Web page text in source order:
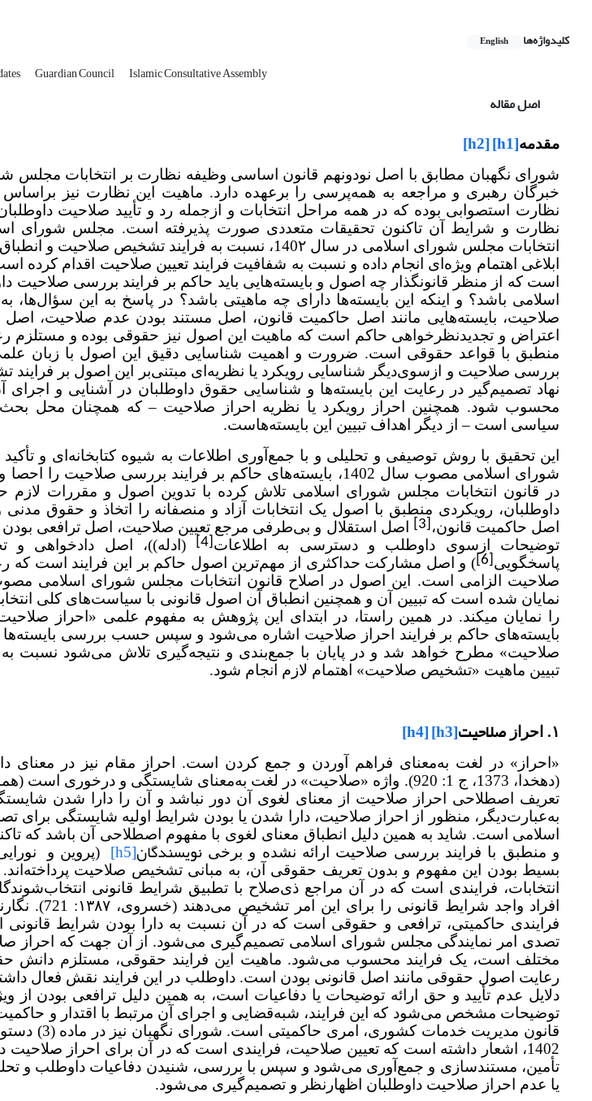
کلیدواژه‌ها English
Guardian Council Islamic Consultative Assembly
اصل مقاله
مقدمه[h1]
[h2]
شورای نگهبان مطابق با اصل نودونهم قانون اساسی وظیفه نظارت بر انتخابات مجلس
خبرگان رهبری و مراجعه به همه‌پرسی را برعهده دارد. ماهیت این نظارت نیز
نظارت استصوابی بوده که در همه مراحل انتخابات و ازجمله رد و تأیید صلاحیت
نظارت و شرایط آن تاکنون تحقیقات متعددی صورت پذیرفته است. مجلس شورای
انتخابات مجلس شورای اسلامی در سال 140۲، نسبت به فرایند
ابلاغی اهتمام ویژه‌ای انجام داده و نسبت به شفافیت فرایند تعیین صلاحیت اقدام
است که از منظر قانونگذار چه اصول و بایسته‌هایی باید حاکم بر فرایند بررسی صلاحیت
اسلامی باشد؟ و اینکه این بایسته‌ها دارای چه ماهیتی ‌باشد؟ در پاسخ به این سؤال‌ها،
صلاحیت، بایسته‌هایی مانند اصل حاکمیت قانون، اصل مستند بودن عدم صلاحیت،
اعتراض و تجدیدنظرخواهی حاکم است که ماهیت این اصول نیز حقوقی بوده و مستلزم
منطبق با قواعد حقوقی است. ضرورت و اهمیت شناسایی دقیق این اصول با زبان
بررسی صلاحیت و از‌سوی‌دیگر شناسایی رویکرد یا نظریه‌ای مبتنی‌بر این اصول بر فرایند
نهاد تصمیم‌گیر در رعایت این بایسته‌ها و شناسایی حقوق داوطلبان در آشنایی و اجرای
محسوب شود. همچنین احراز رویکرد یا نظریه‌ احراز صلاحیت –که همچنان محل بحث
سیاسی است –از دیگر اهداف تبیین این بایسته‌هاست.
این تحقیق با روش توصیفی و تحلیلی و با جمع‌آوری اطلاعات به شیوه‌ کتابخانه‌ای و
شورای اسلامی مصوب سال 1402، بایسته‌های حاکم بر فرایند بررسی صلاحیت
در قانون انتخابات مجلس شورای اسلامی تلاش کرده با تدوین اصول و مقررات لازم
داوطلبان، رویکردی منطبق با اصول یک انتخابات آزاد و منصفانه را اتخاذ و حقوق
اصل حاکمیت قانون، [3]
اصل استقلال و بی‌طرفی مرجع تعیین صلاحیت، اصل ترافعی بودن
توضیحات ازسوی داوطلب و دسترسی به اطلاعات [4] (ادله))، اصل دادخواهی و
پاسخگویی [6] ) و اصل مشارکت حداکثری از مهم‌ترین اصول حاکم بر این فرایند است که
نمایان شده است که تبیین آن و همچنین انطباق آن اصول قانونی با سیاست‌های کلی
را نمایان می­کند. در همین راستا، در ابتدای این پژوهش به مفهوم علمی «احراز
بایسته‌های حاکم بر فرایند احراز صلاحیت اشاره می‌شود و سپس حسب بررسی بایسته‌ها
صلاحیت» مطرح خواهد شد و در پایان با جمع‌بندی و نتیجه‌گیری تلاش می‌شود نسبت به
تبیین ماهیت «تشخیص صلاحیت» اهتمام لازم انجام شود.
۱. احراز صلاحیت[h3]
[h4]
«احراز» در لغت به‌معنای فراهم آوردن و جمع‌ کردن است. احراز مقام نیز در معنای
تعریف اصطلاحی احراز صلاحیت از معنای لغوی آن دور نباشد و آن را دارا شدن
به‌عبارت‌دیگر، منظور از احراز صلاحیت، دارا شدن یا بودن شرایط اولیه شایستگی
اسلامی است. شاید به همین دلیل انطباق معنای لغوی با مفهوم اصطلاحی آن باشد که
و منطبق با فرایند بررسی صلاحیت ارائه نشده و برخی نویسندگان[h5] (پروین و
بسیط بودن این مفهوم و بدون تعریف حقوقی آن، به مبانی تشخیص صلاحیت
انتخابات، فرایندی است که در آن مراجع ذی‌صلاح با تطبیق شرایط قانونی
افراد واجد شرایط
فرایندی حاکمیتی، ترافعی و حقوقی است که در آن نسبت به دارا بودن شرایط قانونی
تصدی امر نمایندگی مجلس شورای اسلامی تصمیم‌گیری می‌شود. از آن جهت که احراز
مختلف است، یک فرایند محسوب می‌شود. ماهیت این فرایند حقوقی، مستلزم دانش
رعایت اصول حقوقی مانند اصل قانونی بودن است. داوطلب در این فرایند نقش فعال
دلایل عدم تأیید و حق ارائه توضیحات یا دفاعیات است، به همین دلیل ترافعی بودن از
قانون مدیریت
1402، اشعار داشته است که تعیین صلاحیت، فرایندی است که در آن برای احراز صلاحیت
تأمین، مستندسازی و جمع‌آوری می‌شود و سپس با بررسی، شنیدن دفاعیات داوطلب و تحلیل
یا عدم احراز صلاحیت داوطلبان اظهارنظر و تصمیم‌گیری می‌شود.